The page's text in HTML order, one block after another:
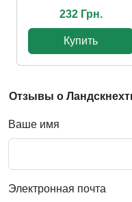
232 Грн.
Купить
Отзывы о
Ваше имя
Электронная почта